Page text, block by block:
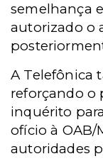
semelhança
autorizado o
A Telefônica
reforçando o
inquérito
ofício à OAB/
autoridades